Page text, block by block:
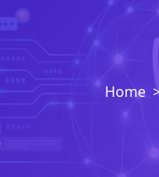
Home